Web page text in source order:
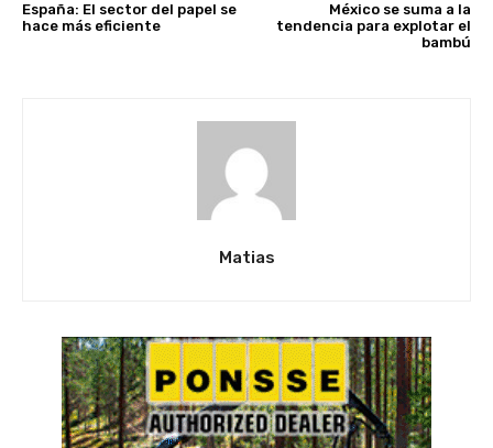
España: El sector del papel se
hace más eficiente
México se suma a la
tendencia para explotar el
bambú
Matias